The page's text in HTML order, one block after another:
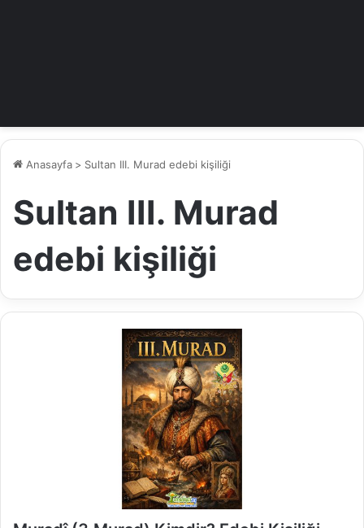
Anasayfa > Sultan III. Murad edebi kişiliği
Sultan III. Murad
edebi kişiliği